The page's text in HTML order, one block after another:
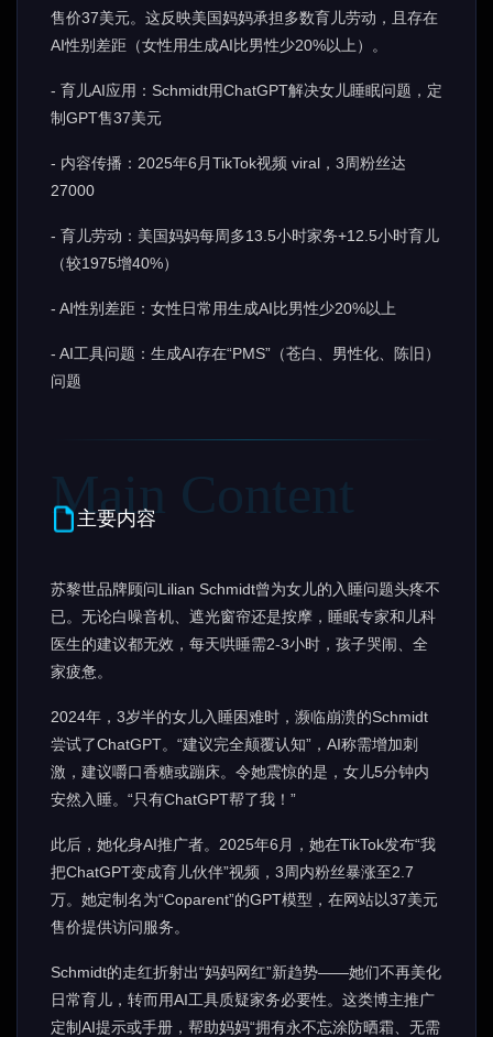
售价37美元。这反映美国妈妈承担多数育儿劳动，且存在
AI性别差距（女性用生成AI比男性少20%以上）。
- 育儿AI应用：Schmidt用ChatGPT解决女儿睡眠问题，定
制GPT售37美元
- 内容传播：2025年6月TikTok视频 viral，3周粉丝达
27000
- 育儿劳动：美国妈妈每周多13.5小时家务+12.5小时育儿
（较1975增40%）
- AI性别差距：女性日常用生成AI比男性少20%以上
- AI工具问题：生成AI存在“PMS”（苍白、男性化、陈旧）
问题
主要内容
苏黎世品牌顾问Lilian Schmidt曾为女儿的入睡问题头疼不
已。无论白噪音机、遮光窗帘还是按摩，睡眠专家和儿科
医生的建议都无效，每天哄睡需2-3小时，孩子哭闹、全
家疲惫。
2024年，3岁半的女儿入睡困难时，濒临崩溃的Schmidt
尝试了ChatGPT。“建议完全颠覆认知”，AI称需增加刺
激，建议嚼口香糖或蹦床。令她震惊的是，女儿5分钟内
安然入睡。“只有ChatGPT帮了我！”
此后，她化身AI推广者。2025年6月，她在TikTok发布“我
把ChatGPT变成育儿伙伴”视频，3周内粉丝暴涨至2.7
万。她定制名为“Coparent”的GPT模型，在网站以37美元
售价提供访问服务。
Schmidt的走红折射出“妈妈网红”新趋势——她们不再美化
日常育儿，转而用AI工具质疑家务必要性。这类博主推广
定制AI提示或手册，帮助妈妈“拥有永不忘涂防晒霜、无需